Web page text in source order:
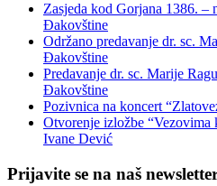
Zasjeda kod Gorjana 1386. –
Đakovštine
Održano predavanje dr. sc.
Đakovštine
Predavanje dr. sc. Marije
Đakovštine
Pozivnica na koncert
Otvorenje izložbe
Ivane Dević
Prijavite se na naš